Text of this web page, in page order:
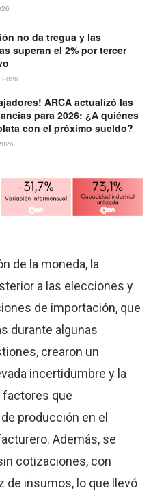
no da tregua y las
superan el 2% por tercer
2026
ARCA actualizó las
para 2026: ¿A quiénes
con el próximo sueldo?
de la moneda, la
a las elecciones y
de importación, que
durante algunas
crearon un
incertidumbre y la
que
producción en el
Además, se
cotizaciones, con
de insumos, lo que llevó